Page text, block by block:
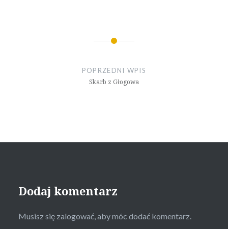
POPRZEDNI WPIS
Skarb z Głogowa
Dodaj komentarz
Musisz się zalogować, aby móc dodać komentarz.